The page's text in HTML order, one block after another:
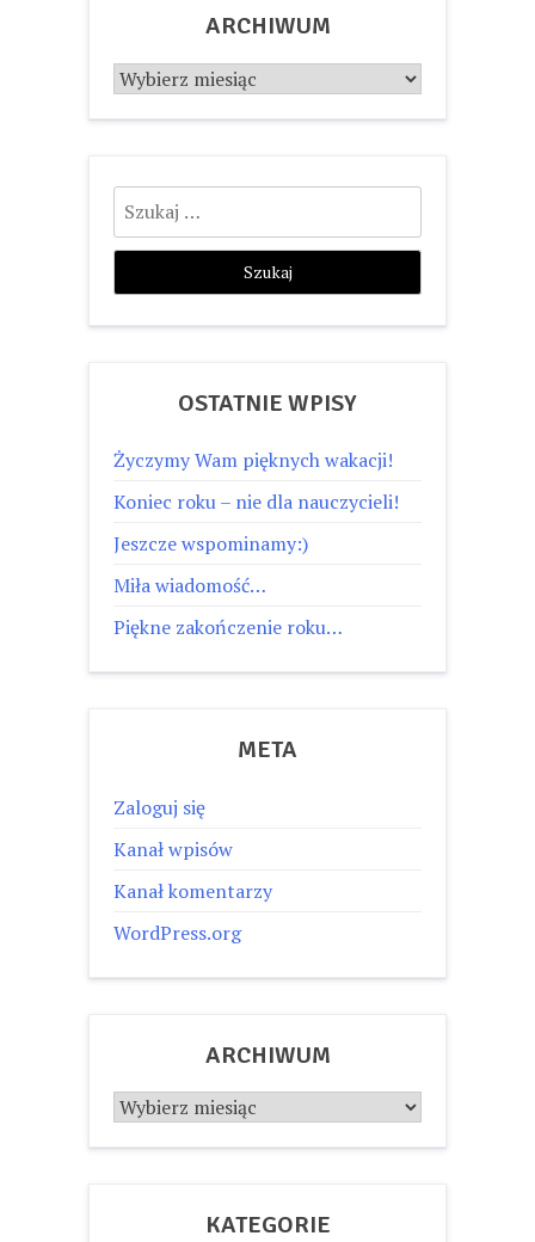
ARCHIWUM
Archiwum
Szukaj:
OSTATNIE WPISY
Życzymy Wam pięknych wakacji!
Koniec roku – nie dla nauczycieli!
Jeszcze wspominamy:)
Miła wiadomość…
Piękne zakończenie roku…
META
Zaloguj się
Kanał wpisów
Kanał komentarzy
WordPress.org
ARCHIWUM
Archiwum
KATEGORIE